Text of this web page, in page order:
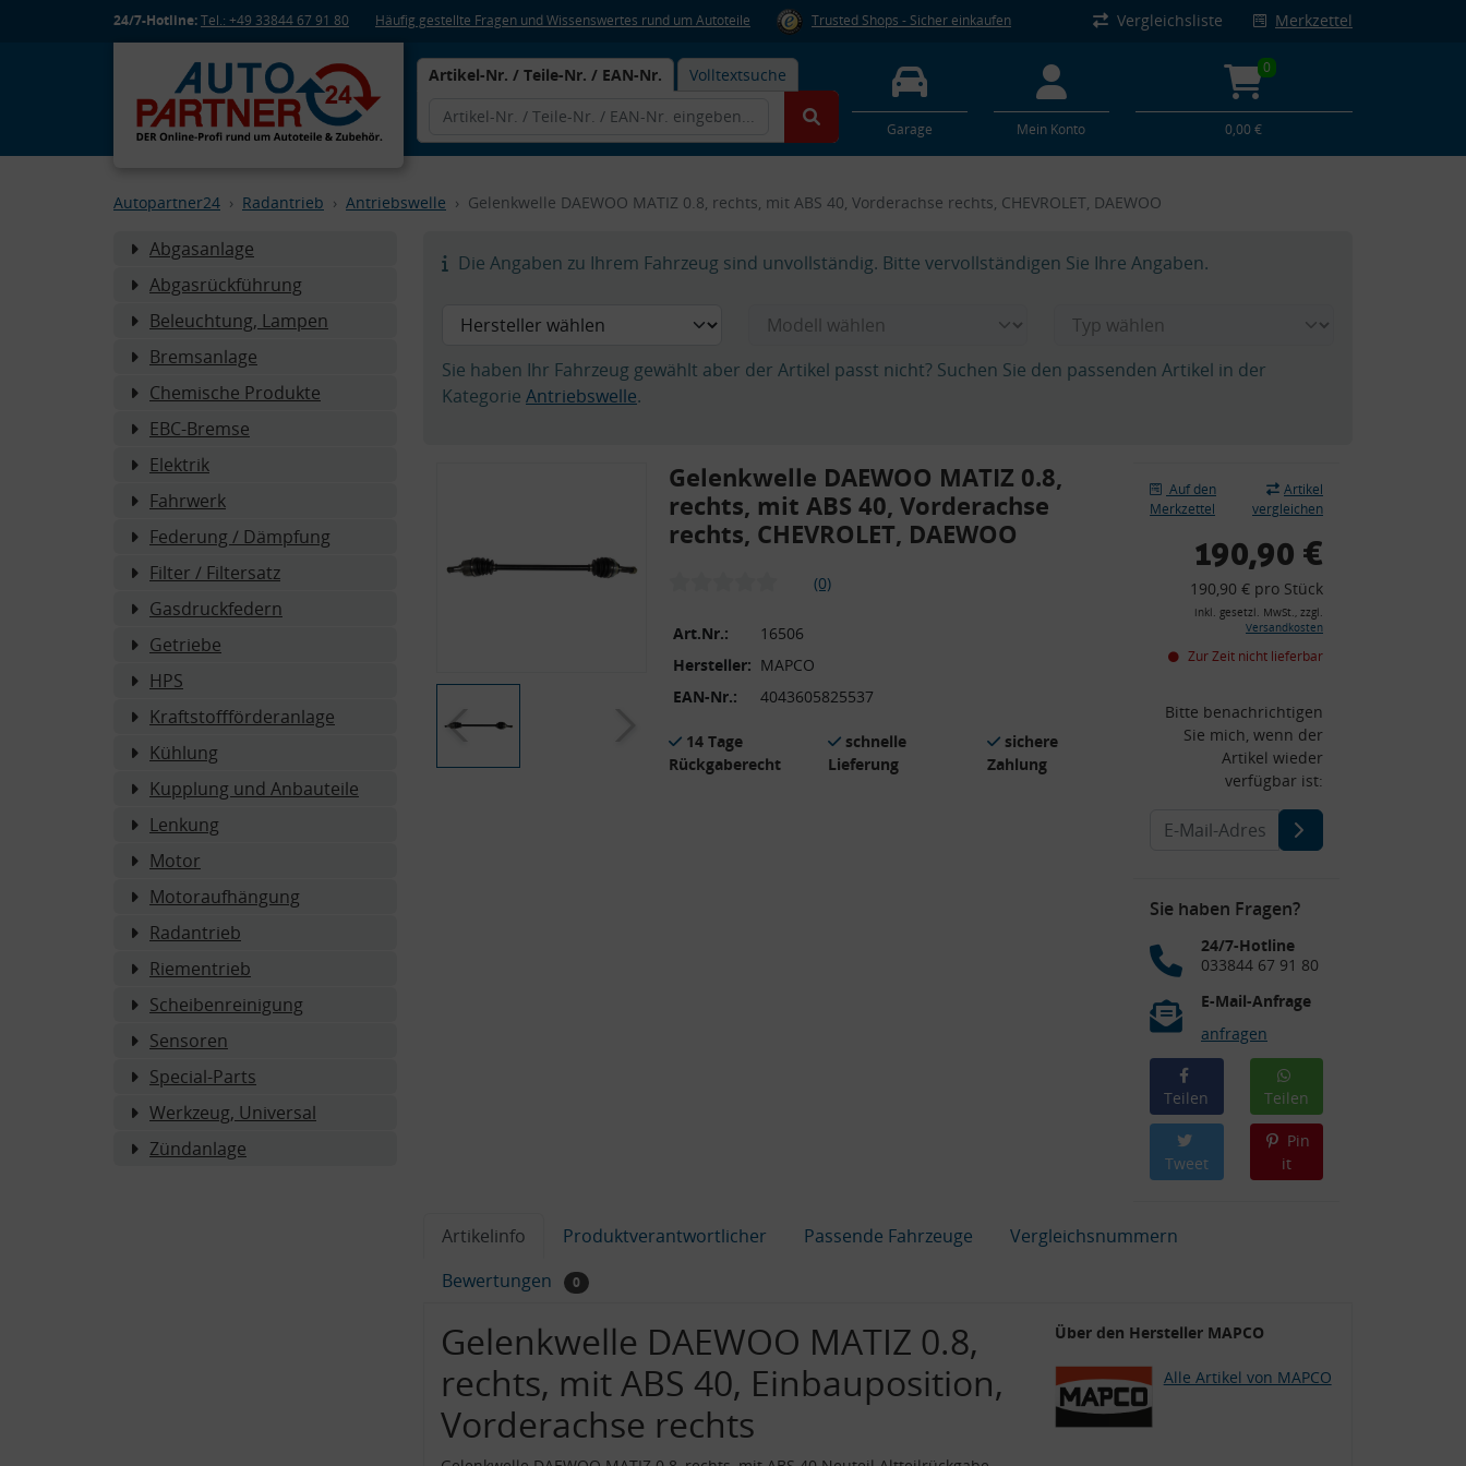
24/7-Hotline:Tel.: +49 33844 67 91 80 Häufig gestellte Fragen und Wissenswertes rund um Autoteile Trusted Shops - Sicher einkaufen Vergleichsliste Merkzettel
Artikel-Nr. / Teile-Nr. / EAN-Nr. Volltextsuche
Garage Mein Konto
0
0,00 €
Autopartner24 Radantrieb Antriebswelle Gelenkwelle DAEWOO MATIZ 0.8, rechts, mit ABS 40, Vorderachse rechts, CHEVROLET, DAEWOO
Abgasanlage
Abgasrückführung
Beleuchtung, Lampen
Bremsanlage
Chemische Produkte
EBC-Bremse
Elektrik
Fahrwerk
Federung / Dämpfung
Filter / Filtersatz
Gasdruckfedern
Getriebe
HPS
Kraftstoffförderanlage
Kühlung
Kupplung und Anbauteile
Lenkung
Motor
Motoraufhängung
Radantrieb
Riementrieb
Scheibenreinigung
Sensoren
Special-Parts
Werkzeug, Universal
Zündanlage
Die Angaben zu Ihrem Fahrzeug sind unvollständig. Bitte vervollständigen Sie Ihre Angaben.
Sie haben Ihr Fahrzeug gewählt aber der Artikel passt nicht? Suchen Sie den passenden Artikel in der
Kategorie Antriebswelle.
Gelenkwelle DAEWOO MATIZ 0.8,
rechts, mit ABS 40, Vorderachse
rechts, CHEVROLET, DAEWOO
(0)
Art.Nr.:
16506
Hersteller: MAPCO
EAN-Nr.:
4043605825537
14 Tage
Rückgaberecht
schnelle
Lieferung
sichere
Zahlung
Auf den
Merkzettel
Artikel
vergleichen
190,90 €
190,90 € pro Stück
inkl. gesetzl. MwSt., zzgl.
Versandkosten
Zur Zeit nicht lieferbar
Bitte benachrichtigen
Sie mich, wenn der
Artikel wieder
verfügbar ist:
Sie haben Fragen?
24/7-Hotline
033844 67 91 80
E-Mail-Anfrage
anfragen
Teilen Teilen
Tweet
Pin
it
Artikelinfo Produktverantwortlicher Passende Fahrzeuge
Vergleichsnummern
Bewertungen
0
Gelenkwelle DAEWOO MATIZ 0.8,
rechts, mit ABS 40, Einbauposition,
Vorderachse rechts
Über den Hersteller MAPCO
Alle Artikel von MAPCO